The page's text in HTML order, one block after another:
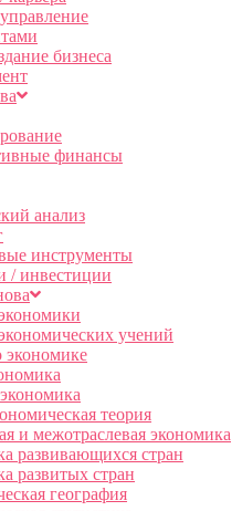
бизнеса
финансы
анализ
инструменты
/ инвестиции
учений
экономике
теория
и межотраслевая экономика
развивающихся стран
развитых стран
география